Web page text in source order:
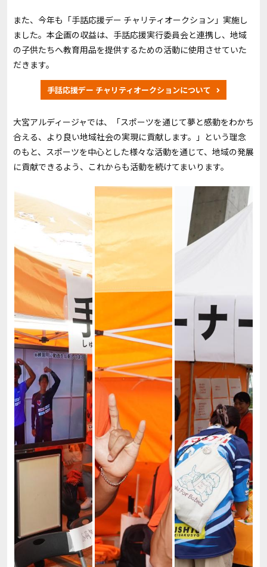
また、今年も「手話応援デー チャリティオークション」実施し
ました。本企画の収益は、手話応援実行委員会と連携し、地域
の子供たちへ教育用品を提供するための活動に使用させていた
だきます。
手話応援デー チャリティオークションについて
大宮アルディージャでは、「スポーツを通じて夢と感動をわかち
合える、より良い地域社会の実現に貢献します。」という理念
のもと、スポーツを中心とした様々な活動を通じて、地域の発展
に貢献できるよう、これからも活動を続けてまいります。